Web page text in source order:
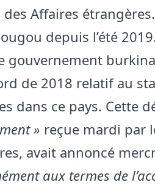
Affaires
depuis l’été
gouvernement
de 2018 relatif au
dans ce pays. Cette
» reçue mardi par
avait annoncé
aux termes de